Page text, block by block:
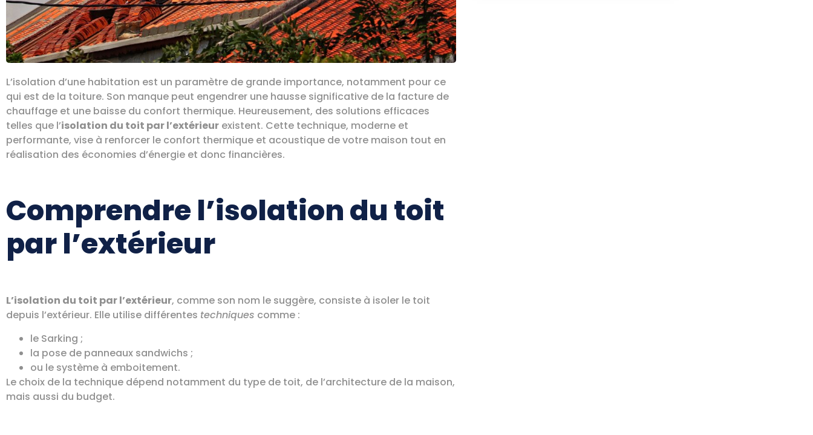
L’isolation d’une habitation est un paramètre de grande importance, notamment pour ce
qui est de la toiture. Son manque peut engendrer une hausse significative de la facture de
chauffage et une baisse du confort thermique. Heureusement, des solutions efficaces
telles que l’isolation du toit par l’extérieur existent. Cette technique, moderne et
performante, vise à renforcer le confort thermique et acoustique de votre maison tout en
réalisation des économies d’énergie et donc financières.
Comprendre l’isolation du toit
par l’extérieur
L’isolation du toit par l’extérieur, comme son nom le suggère, consiste à isoler le toit
depuis l’extérieur. Elle utilise différentes techniques comme :
le Sarking ;
la pose de panneaux sandwichs ;
ou le système à emboitement.
Le choix de la technique dépend notamment du type de toit, de l’architecture de la maison,
mais aussi du budget.